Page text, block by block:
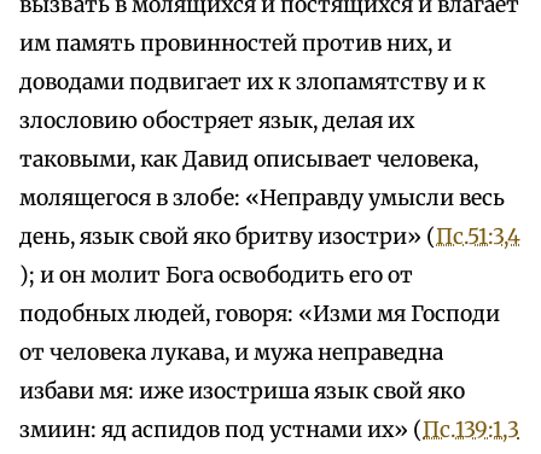
им память провинностей против них, и
доводами подвигает их к злопамятству и к
злословию обостряет язык, делая их
таковыми, как Давид описывает человека,
молящегося в злобе: «Неправду умысли весь
день, язык свой яко бритву изостри» (Пс.51:3,4
); и он молит Бога освободить его от
подобных людей, говоря: «Изми мя Господи
от человека лукава, и мужа неправедна
избави мя: иже изостриша язык свой яко
змиин: яд аспидов под устнами их» (Пс.139:1,3